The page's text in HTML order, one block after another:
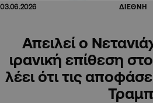
03.06.2026 ΔΙΕΘΝΗ
Απειλεί ο
ιρανική επίθεση
λέει ότι τις
Τραμπ